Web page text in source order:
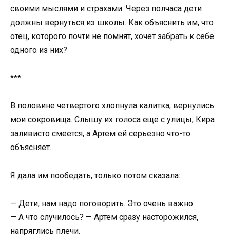
своими мыслями и страхами. Через полчаса дети
должны вернуться из школы. Как объяснить им, что
отец, которого почти не помнят, хочет забрать к себе
одного из них?
***
В половине четвертого хлопнула калитка, вернулись
мои сокровища. Слышу их голоса еще с улицы, Кира
заливисто смеется, а Артем ей серьезно что-то
объясняет.
Я дала им пообедать, только потом сказала:
— Дети, нам надо поговорить. Это очень важно.
— А что случилось? — Артем сразу насторожился,
напряглись плечи.